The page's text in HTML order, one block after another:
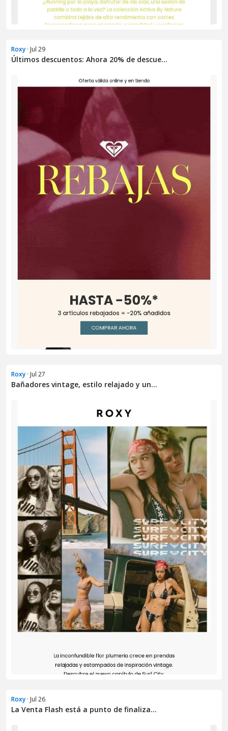
Roxy · Jul 29
Últimos descuentos: Ahora 20% de descue...
Roxy · Jul 27
Bañadores vintage, estilo relajado y un...
Roxy · Jul 26
La Venta Flash está a punto de finaliza...